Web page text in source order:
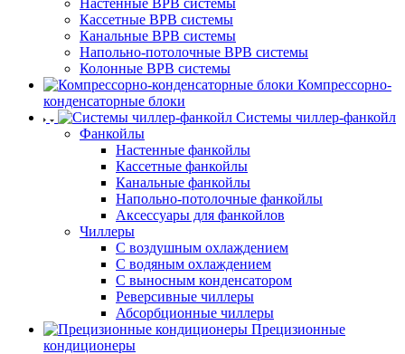
Настенные ВРВ системы
Кассетные ВРВ системы
Канальные ВРВ системы
Напольно-потолочные ВРВ системы
Колонные ВРВ системы
Компрессорно-
конденсаторные блоки
Системы чиллер-фанкойл
Фанкойлы
Настенные фанкойлы
Кассетные фанкойлы
Канальные фанкойлы
Напольно-потолочные фанкойлы
Аксессуары для фанкойлов
Чиллеры
С воздушным охлаждением
С водяным охлаждением
С выносным конденсатором
Реверсивные чиллеры
Абсорбционные чиллеры
Прецизионные
кондиционеры